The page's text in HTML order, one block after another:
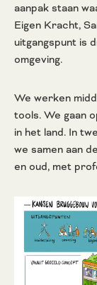
aanpak staan
Eigen Kracht,
uitgangspunt is
omgeving.
We werken
tools. We gaan
in het land. In
we samen aan
en oud, met